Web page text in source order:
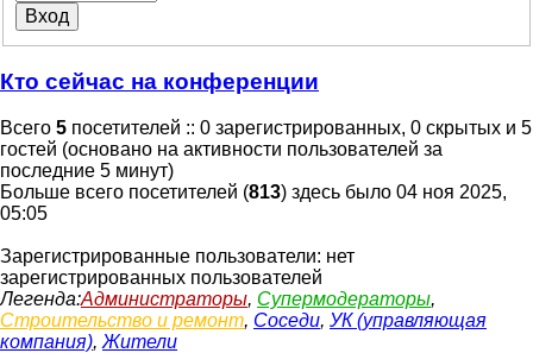
Кто сейчас на конференции
Всего 5 посетителей :: 0 зарегистрированных, 0 скрытых и 5
гостей (основано на активности пользователей за
последние 5 минут)
Больше всего посетителей (813) здесь было 04 ноя 2025,
05:05
Зарегистрированные пользователи: нет
зарегистрированных пользователей
Легенда:Администраторы, Супермодераторы,
Строительство и ремонт, Соседи, УК (управляющая
компания), Жители